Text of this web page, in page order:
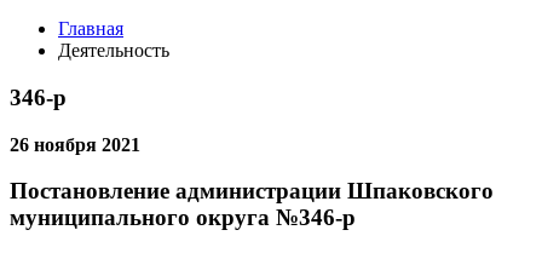
Главная
Деятельность
346-р
26 ноября 2021
Постановление администрации Шпаковского
муниципального округа №346-р